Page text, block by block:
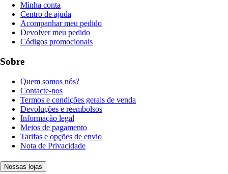
Minha conta
Centro de ajuda
Acompanhar meu pedido
Devolver meu pedido
Códigos promocionais
Sobre
Quem somos nós?
Contacte-nos
Termos e condições gerais de venda
Devoluções e reembolsos
Informação legal
Meios de pagamento
Tarifas e opções de envio
Nota de Privacidade
Nossas lojas